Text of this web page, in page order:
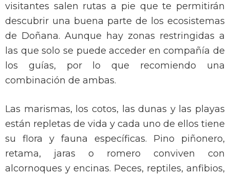
visitantes salen rutas a pie que te permitirán
descubrir una buena parte de los ecosistemas
de Doñana. Aunque hay zonas restringidas a
las que solo se puede acceder en compañía de
los guías, por lo que recomiendo una
combinación de ambas.
Las marismas, los cotos, las dunas y las playas
están repletas de vida y cada uno de ellos tiene
su flora y fauna específicas. Pino piñonero,
retama, jaras o romero conviven con
alcornoques y encinas. Peces, reptiles, anfibios,